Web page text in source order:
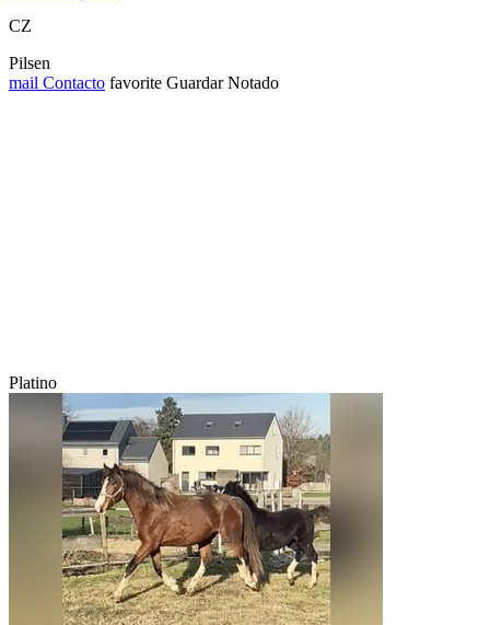
CZ
Pilsen
mail Contacto favorite Guardar Notado
Platino